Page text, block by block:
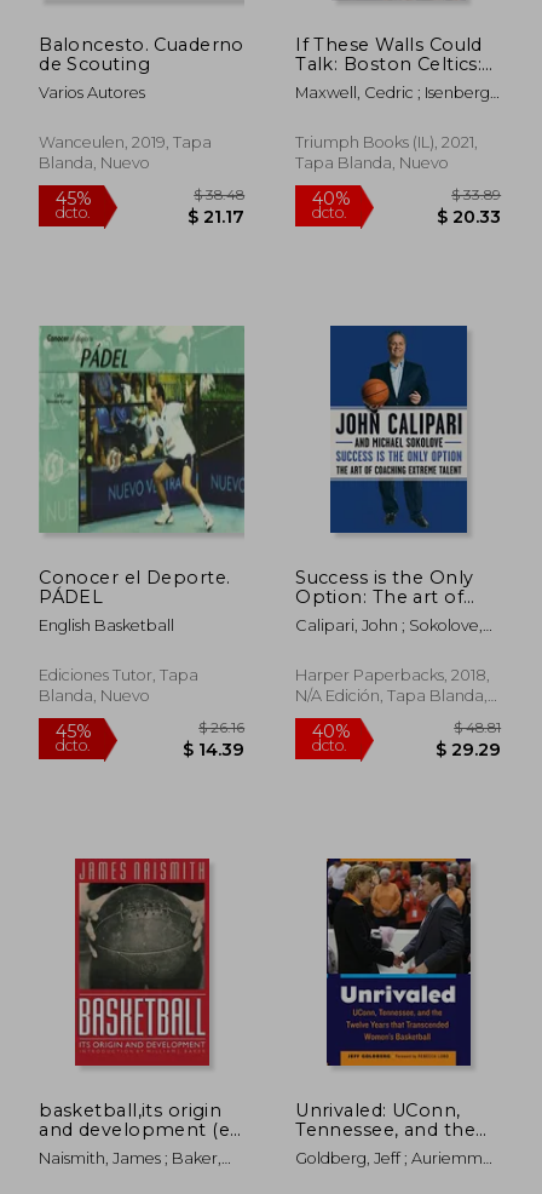
Baloncesto. Cuaderno
de Scouting
Varios Autores
Wanceulen, 2019, Tapa
Blanda, Nuevo
45%
dcto.
If These Walls Could
Talk: Boston Celtics:
Stories From the
Boston Celtics
Room, and Press box
(en Inglés)
Maxwell, Cedric ; Isenberg,
Triumph Books (IL), 2021,
Tapa Blanda, Nuevo
40%
dcto.
Conocer el Deporte.
PÁDEL
English Basketball
Ediciones Tutor, Tapa
Blanda, Nuevo
Success is the Only
Option: The art of
Coaching Extreme
Talent (en Inglés)
Calipari, John ; Sokolove,
Harper Paperbacks, 2018,
N/A Edición, Tapa Blanda,
Nuevo
basketball,its origin
and development (en
Inglés)
Naismith, James ; Baker,
Unrivaled: UConn,
Tennessee, and the
Twelve Years that
Transcended
Goldberg, Jeff ; Auriemma,